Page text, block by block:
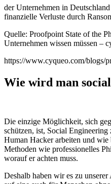
der Unternehmen in
finanzielle Verluste durch
Quelle: Proofpoint State of the
Unternehmen wissen müssen –
https://www.cyqueo.com/blogs/
Wie wird man
Die einzige Möglichkeit, sich
schützen, ist, Social
Human Hacker arbeiten und wie
Methoden wie professionelles
worauf er achten muss.
Deshalb haben wir es zu